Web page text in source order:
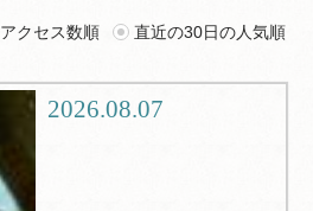
ツアー
アクセス数順 直近の30日の人気順
2026.08.07